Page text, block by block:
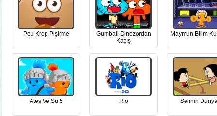
Pou Krep Pişirme
Gumball Dinozordan
Kaçış
Maymun Bilim
Ateş Ve Su 5 Rio Selinin